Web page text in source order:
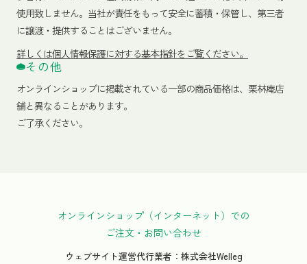
使用致しません。当社が責任をもって安全に蓄積・保管し、第三者
に譲渡・提供することはございません。
詳しくは個人情報保護に対する基本指針をご覧ください。
その他
オンラインショップに掲載されている一部の商品価格は、栗林庵店
舗と異なることがあります。
ご了承ください。
オンラインショップ（インターネット）での
ご注文・お問い合わせ
ウェブサイト運営代行業者：株式会社Welleg